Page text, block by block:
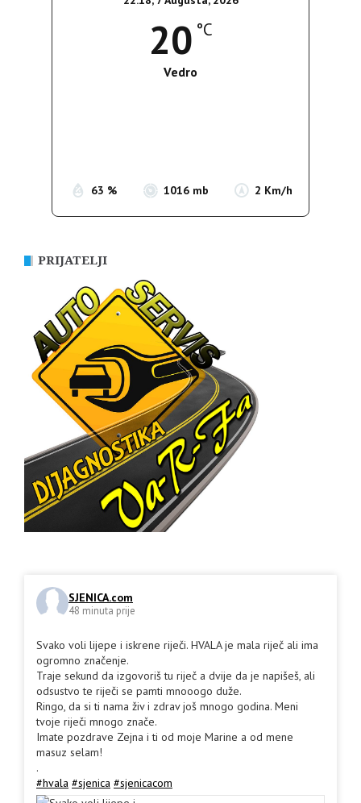
20 °C
Vedro
63 % 1016 mb 2 Km/h
PRIJATELJI
SJENICA.com
48 minuta prije
Svako voli lijepe i iskrene riječi. HVALA je mala riječ ali ima
ogromno značenje.
Traje sekund da izgovoriš tu riječ a dvije da je napišeš, ali
odsustvo te riječi se pamti mnooogo duže.
Ringo, da si ti nama živ i zdrav još mnogo godina. Meni
tvoje riječi mnogo znače.
Imate pozdrave Zejna i ti od moje Marine a od mene
masuz selam!
.
#hvala #sjenica #sjenicacom